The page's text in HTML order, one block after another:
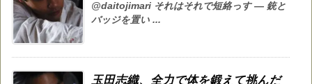
@daitojimari それはそれで短絡っす — 銃と
バッジを置い ...
玉田志織、全力で体を鍛えて挑んだ